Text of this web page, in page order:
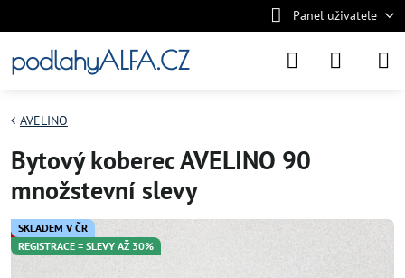
Panel uživatele
podlahyALFA.CZ
SKLADEM V ČR
REGISTRACE = SLEVY AŽ 30%
AVELINO
Bytový koberec AVELINO 90
množstevní slevy